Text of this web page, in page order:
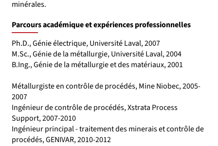
minérales.
Parcours académique et expériences professionnelles
Ph.D., Génie électrique, Université Laval, 2007
M.Sc., Génie de la métallurgie, Université Laval, 2004
B.Ing., Génie de la métallurgie et des matériaux, 2001
Métallurgiste en contrôle de procédés, Mine Niobec, 2005-
2007
Ingénieur de contrôle de procédés, Xstrata Process
Support, 2007-2010
Ingénieur principal - traitement des minerais et contrôle de
procédés, GENIVAR, 2010-2012